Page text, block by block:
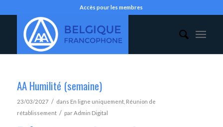
Accès pour les membres
AA Humilité (semaine)
23/03/2027 / dans En ligne uniquement, Réunion de
rétablissement / parAdmin Digital